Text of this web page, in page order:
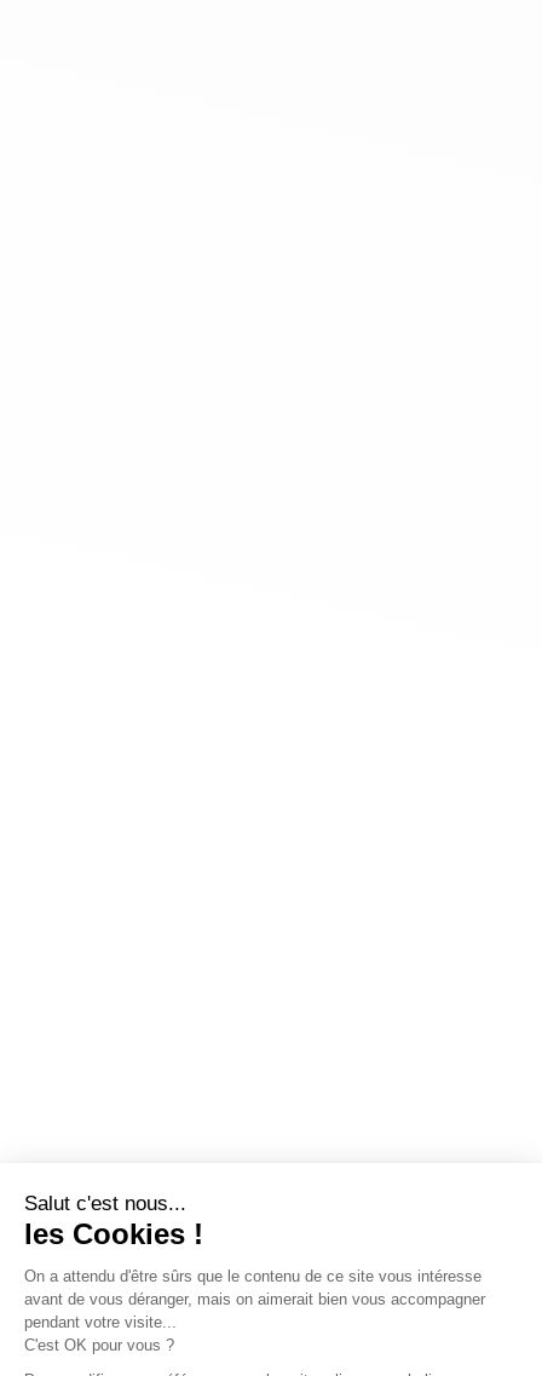
Salut c'est nous...
les Cookies !
On a attendu d'être sûrs que le contenu de ce site vous intéresse
avant de vous déranger, mais on aimerait bien vous accompagner
pendant votre visite...
C'est OK pour vous ?